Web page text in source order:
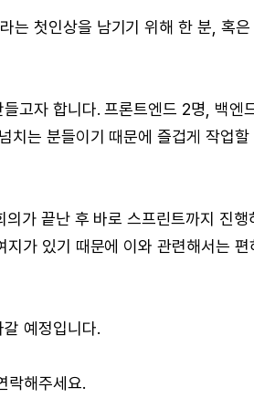
는 첫인상을 남기기 위해 한 분, 혹은
고자 합니다. 프론트엔드 2명, 백엔
치는 분들이기 때문에 즐겁게 작업할
가 끝난 후 바로 스프린트까지 진행
가 있기 때문에 이와 관련해서는 편
예정입니다.
락해주세요.